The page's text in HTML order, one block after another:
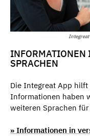
Integreat
INFORMATIONEN
SPRACHEN
Die Integreat App
Informationen haben
weiteren Sprachen
» Informationen in